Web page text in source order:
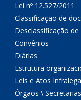
Lei nº 12.527/2011
Classificação de
Desclassificação
Convênios
Diárias
Estrutura
Leis e Atos
Órgãos \ Secretarias